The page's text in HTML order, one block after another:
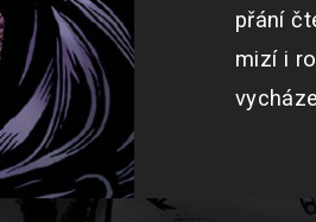
přání
mizí i